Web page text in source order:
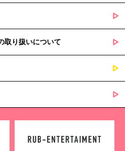
切に保護できる管理体制を敷き実行
応じ、当社が保有するご本人の個人
訂正・追加・削除、利用停止・消去
請求を受けた場合は速やかに対応い
せ先】
取り扱いについて